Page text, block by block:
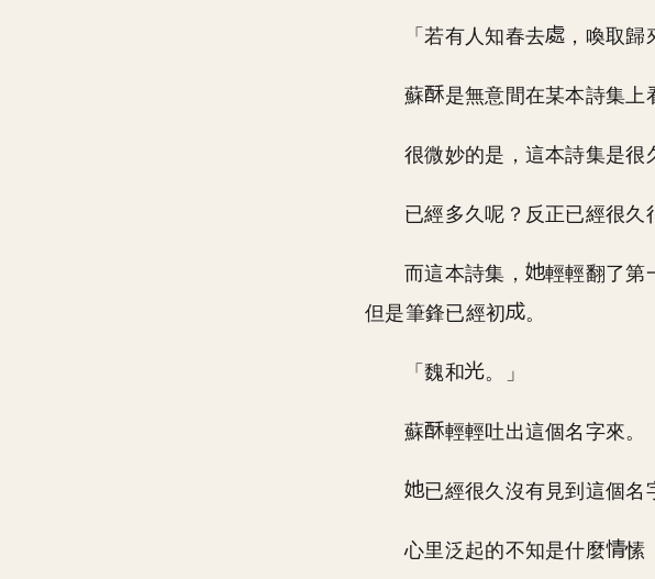
「若有人知春去 ，喚取歸
蘇 是無意間在某本詩集上
很微妙的是，這本詩集是很
已經多久呢？反正已經很久
而這本詩集， 輕輕翻了第
但是筆鋒已經初
。
「魏和 。」
蘇 輕輕吐出這個名字來。
已經很久沒有見到這個
心里泛起的不知是什麼 愫